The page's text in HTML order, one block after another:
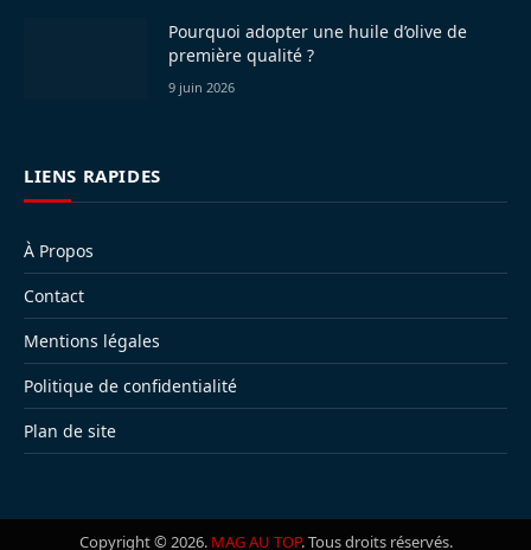
Pourquoi adopter une huile d’olive de
première qualité ?
9 juin 2026
LIENS RAPIDES
À Propos
Contact
Mentions légales
Politique de confidentialité
Plan de site
Copyright © 2026. MAG AU TOP. Tous droits réservés.